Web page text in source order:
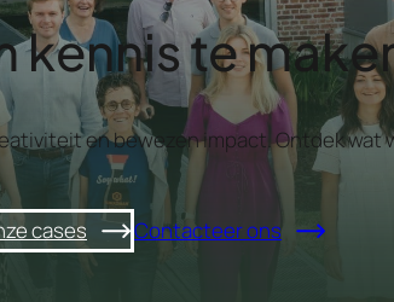
kennis te
en bewezen impact. Ontdek
cases Contacteer ons